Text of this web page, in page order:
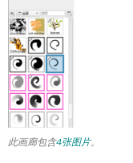
此画廊包含4张图片。